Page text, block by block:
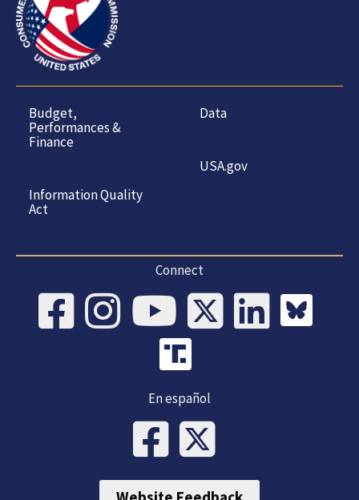
Budget,
Performances &
Finance
Information Quality
Act
Data
USA.gov
Connect
En español